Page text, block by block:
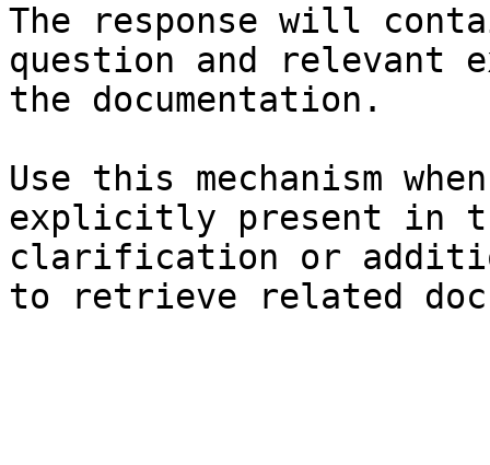
The response will
question and relevant
the documentation.
Use this mechanism
explicitly present in
clarification or